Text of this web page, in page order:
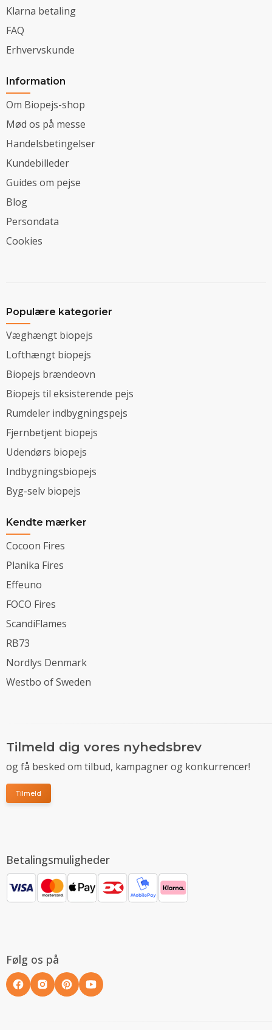
Klarna betaling
FAQ
Erhvervskunde
Information
Om Biopejs-shop
Mød os på messe
Handelsbetingelser
Kundebilleder
Guides om pejse
Blog
Persondata
Cookies
Populære kategorier
Væghængt biopejs
Lofthængt biopejs
Biopejs brændeovn
Biopejs til eksisterende pejs
Rumdeler indbygningspejs
Fjernbetjent biopejs
Udendørs biopejs
Indbygningsbiopejs
Byg-selv biopejs
Kendte mærker
Cocoon Fires
Planika Fires
Effeuno
FOCO Fires
ScandiFlames
RB73
Nordlys Denmark
Westbo of Sweden
Tilmeld dig vores nyhedsbrev
og få besked om tilbud, kampagner og konkurrencer!
Tilmeld
Betalingsmuligheder
Følg os på